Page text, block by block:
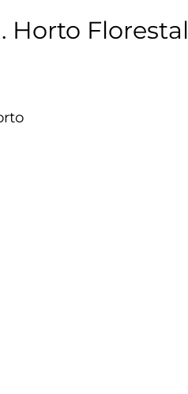
Horto Florestal